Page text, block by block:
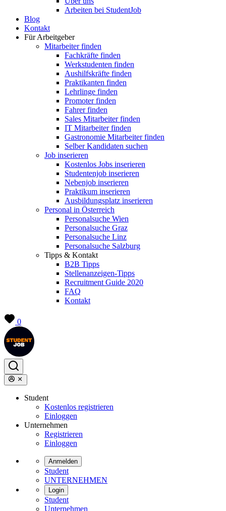
Arbeiten bei StudentJob
Blog
Kontakt
Für Arbeitgeber
Mitarbeiter finden
Fachkräfte finden
Werkstudenten finden
Aushilfskräfte finden
Praktikanten finden
Lehrlinge finden
Promoter finden
Fahrer finden
Sales Mitarbeiter finden
IT Mitarbeiter finden
Gastronomie Mitarbeiter finden
Selber Kandidaten suchen
Job inserieren
Kostenlos Jobs inserieren
Studentenjob inserieren
Nebenjob inserieren
Praktikum inserieren
Ausbildungsplatz inserieren
Personal in Österreich
Personalsuche Wien
Personalsuche Graz
Personalsuche Linz
Personalsuche Salzburg
Tipps & Kontakt
B2B Tipps
Stellenanzeigen-Tipps
Recruitment Guide 2020
FAQ
Kontakt
0
Student
Kostenlos registrieren
Einloggen
Unternehmen
Registrieren
Einloggen
Anmelden
Student
UNTERNEHMEN
Login
Student
Unternehmen